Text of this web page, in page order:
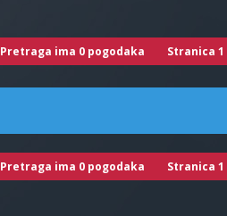
Pretraga ima 0 pogodaka Stranica 1
Pretraga ima 0 pogodaka Stranica 1